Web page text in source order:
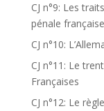
CJ n°9: Les
pénale française
CJ n°10:
CJ n°11: Le
Françaises
CJ n°12: Le